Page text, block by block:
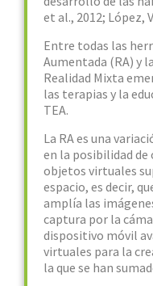
et al., 2012; López,
Entre todas las
Aumentada (RA) y
Realidad Mixta
las terapias y la
TEA.
La RA es una
en la posibilidad de
objetos virtuales
espacio, es decir,
amplía las
captura por la
dispositivo móvil
virtuales para la
la que se han